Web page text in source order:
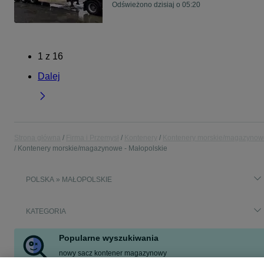
Odświeżono dzisiaj o 05:20
1 z 16
Dalej
Kontenery morskie/magazynowe - Małopolskie
POLSKA » MAŁOPOLSKIE
KATEGORIA
Popularne wyszukiwania
nowy sacz kontener magazynowy